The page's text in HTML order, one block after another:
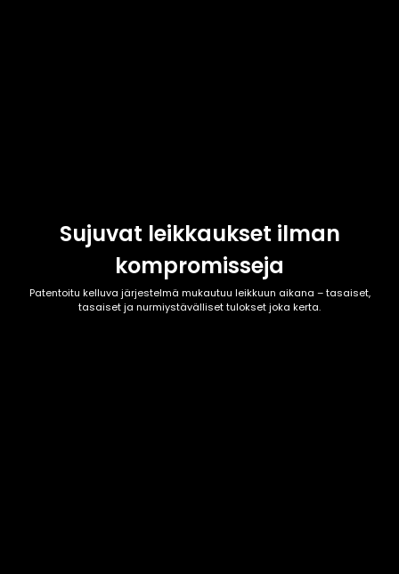
Sujuvat leikkaukset ilman
kompromisseja
Patentoitu kelluva järjestelmä mukautuu leikkuun aikana – tasaiset,
tasaiset ja nurmiystävälliset tulokset joka kerta.